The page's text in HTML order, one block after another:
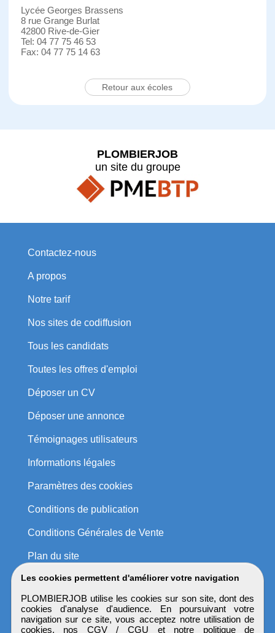
Lycée Georges Brassens
8 rue Grange Burlat
42800 Rive-de-Gier
Tel: 04 77 75 46 53
Fax: 04 77 75 14 63
Retour aux écoles
Les cookies permettent d'améliorer votre navigation
PLOMBIERJOB utilise les cookies sur son site, dont des
cookies d'analyse d'audience. En poursuivant votre
navigation sur ce site, vous acceptez notre utilisation de
cookies, nos CGV / CGU et notre politique de
PLOMBIERJOB
un site du groupe
Contactez-nous
A propos
Notre tarif
Nos sites de codiffusion
Tous les candidats
Toutes les offres d'emploi
Déposer un CV
Déposer une annonce
Témoignages utilisateurs
Informations légales
Paramètres des cookies
Conditions de publication
Conditions Générales de Vente
Plan du site